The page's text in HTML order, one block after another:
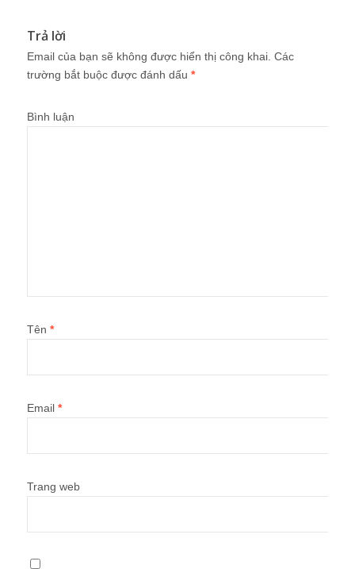
Trả lời
Email của bạn sẽ không được hiển thị công khai. Các
trường bắt buộc được đánh dấu *
Bình luận
Tên *
Email *
Trang web